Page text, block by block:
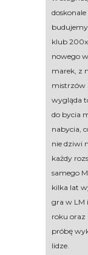
klub
nowego
marek, z
mistrzów
wygląda
do bycia
nabycia,
nie dziwi
każdy
samego
kilka lat
gra w LM
roku oraz
próbę
lidze.